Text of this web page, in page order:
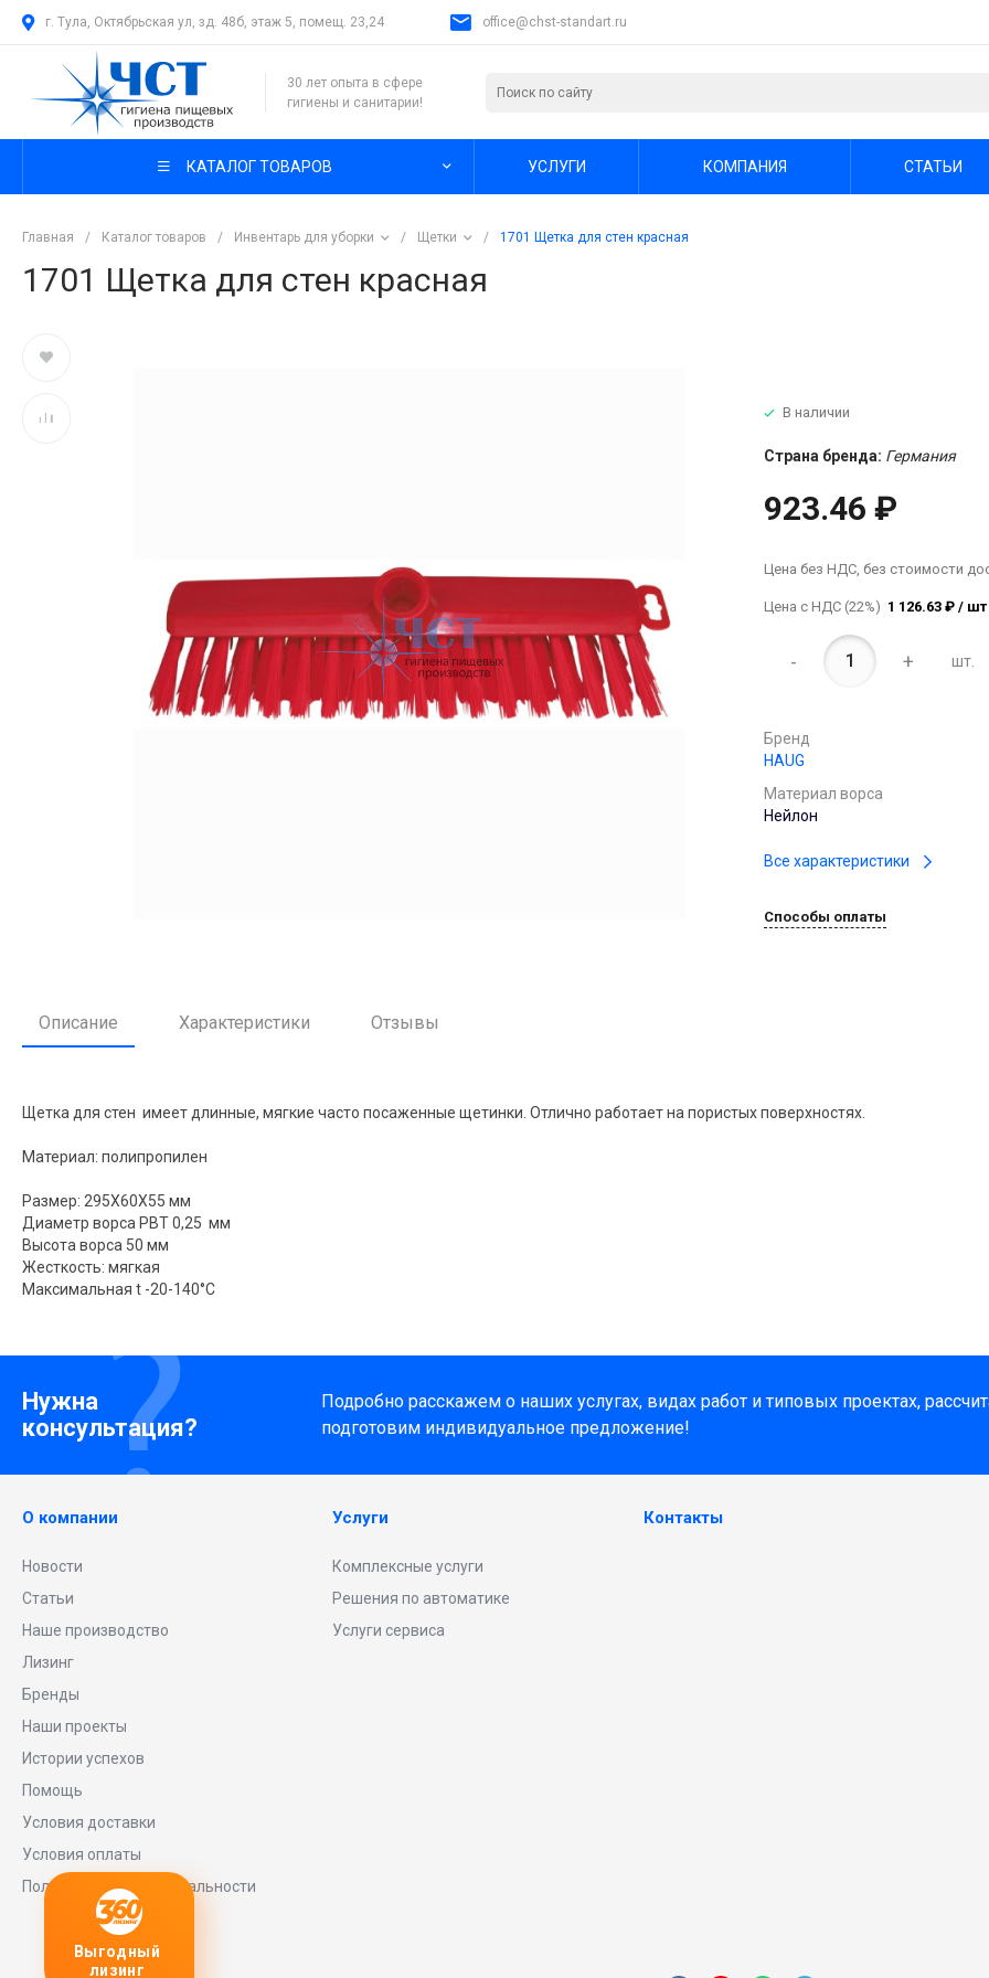
г. Тула, Октябрьская ул, зд. 48б, этаж 5, помещ. 23,24 office@chst-standart.ru
30 лет опыта в сфере
гигиены и санитарии!
КАТАЛОГ ТОВАРОВ УСЛУГИ КОМПАНИЯ СТАТЬИ
Главная / Каталог товаров / Инвентарь для уборки / Щетки / 1701 Щетка для стен красная
1701 Щетка для стен красная
В наличии
Страна бренда: Германия
923.46 ₽
Цена без НДС, без стоимости
Цена с НДС (22%) 1 126.63 ₽ / шт
- + шт.
Бренд
HAUG
Материал ворса
Нейлон
Все характеристики
Способы оплаты
Описание Характеристики Отзывы
Щетка для стен имеет длинные, мягкие часто посаженные щетинки. Отлично работает на пористых поверхностях.
Материал: полипропилен
Размер: 295X60X55 мм
Диаметр ворса PBT 0,25 мм
Высота ворса 50 мм
Жесткость: мягкая
Максимальная t -20-140°C
Нужна
консультация?
Подробно расскажем о наших услугах, видах работ и типовых проектах,
подготовим индивидуальное предложение!
О компании
Новости
Статьи
Наше производство
Лизинг
Бренды
Наши проекты
Истории успехов
Помощь
Условия доставки
Условия оплаты
Политика конфиденциальности
Услуги
Комплексные услуги
Решения по автоматике
Услуги сервиса
Контакты
Выгодный
лизинг